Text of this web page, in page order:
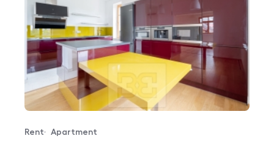
Offer type
Rent
Property type
Apartment